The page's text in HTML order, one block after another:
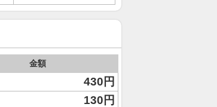
金額
430円
130円